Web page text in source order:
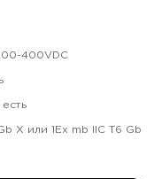
400VDC
есть
X или 1Ex mb IIC T6 Gb